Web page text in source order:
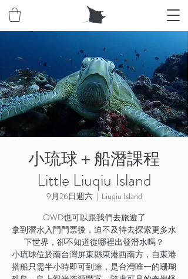
小琉球＋船潛課程
Little Liuqiu Island
9月26日週六
  |
Liuqiu Island
OWD也可以跟我們去旅遊了
拿到潛水入門門票後，迫不及待去探索更多水
下世界，卻不知道從哪裡出發潛水嗎？
小琉球位於南台灣屏東縣東港西南方，自東港
搭船只需半小時即可到達，是台灣唯一的珊瑚